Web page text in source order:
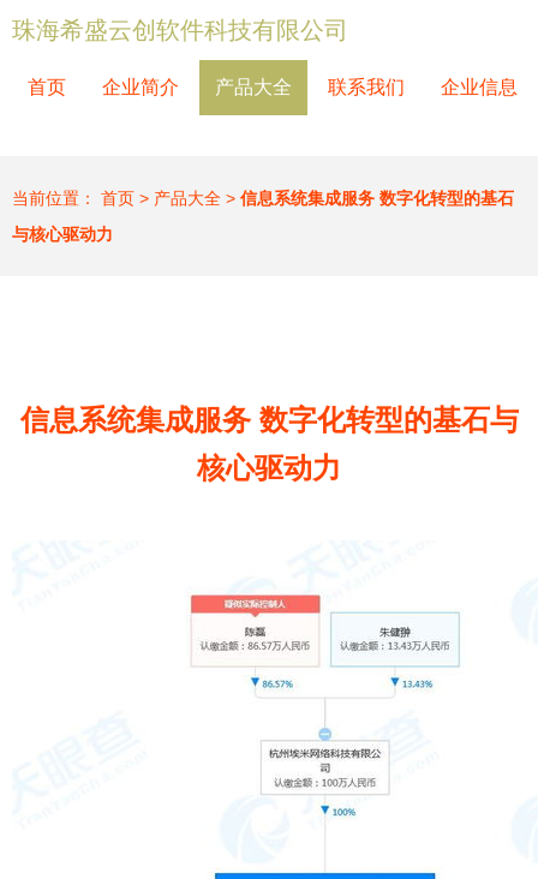
珠海希盛云创软件科技有限公司
首页 企业简介 产品大全 联系我们 企业信息
当前位置： 首页 > 产品大全 > 信息系统集成服务 数字化转型的基石
与核心驱动力
信息系统集成服务 数字化转型的基石与
核心驱动力